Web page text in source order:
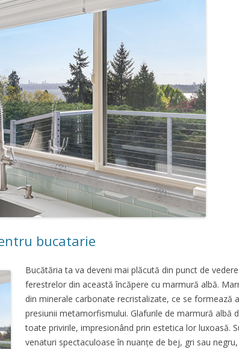
bucatarie
Bucătăria ta va deveni mai plăcută din punct de
ferestrelor din această încăpere cu marmură albă.
din minerale carbonate recristalizate, ce se formează
presiunii metamorfismului. Glafurile de marmură albă
toate privirile, impresionând prin estetica lor luxoasă.
venaturi spectaculoase în nuanțe de bej, gri sau